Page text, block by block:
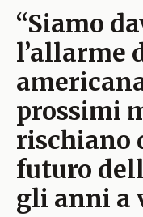
“Siamo
l’allarme
prossimi
rischiano
futuro
gli anni a